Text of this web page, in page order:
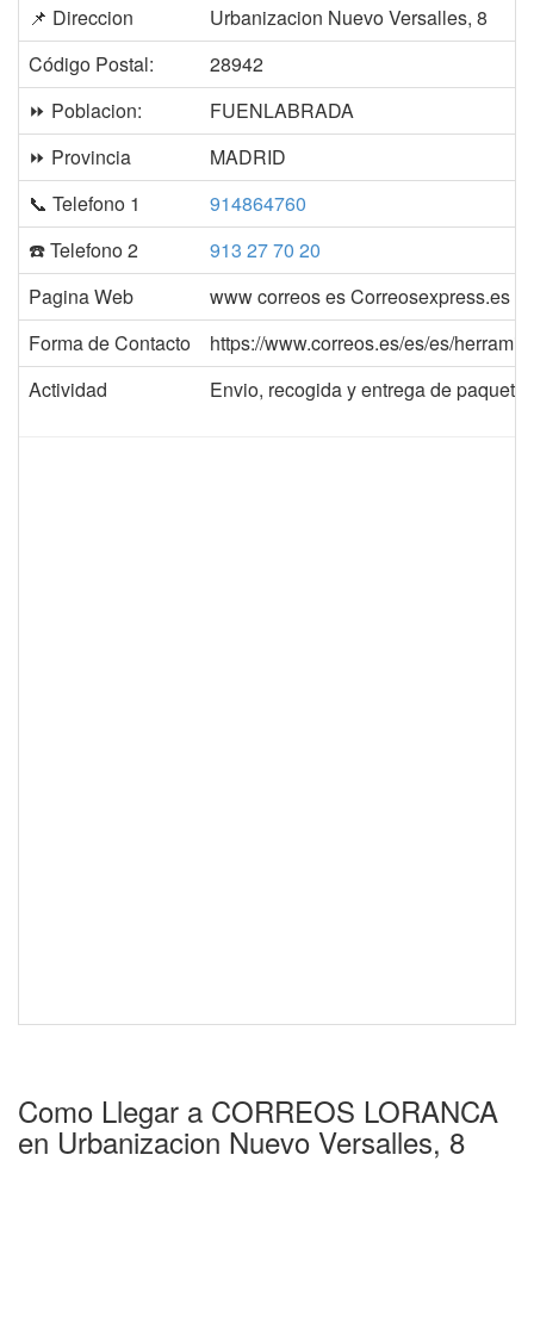
📌 Direccion
Urbanizacion Nuevo Versalles, 8
Código Postal:
28942
⏩ Poblacion:
FUENLABRADA
⏩ Provincia
MADRID
📞 Telefono 1
914864760
☎️ Telefono 2
913 27 70 20
Pagina Web
www correos es Correosexpress.es
Forma de Contacto
https://www.correos.es/es/es/
Actividad
Envio, recogida y entrega de
Como Llegar a CORREOS LORANCA
en Urbanizacion Nuevo Versalles, 8